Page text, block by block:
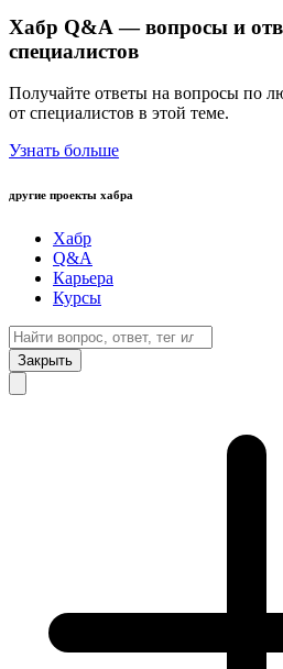
Хабр Q&A — вопросы и
специалистов
Получайте ответы на вопросы по
от специалистов в этой теме.
Узнать больше
другие проекты хабра
Хабр
Q&A
Карьера
Курсы
Закрыть